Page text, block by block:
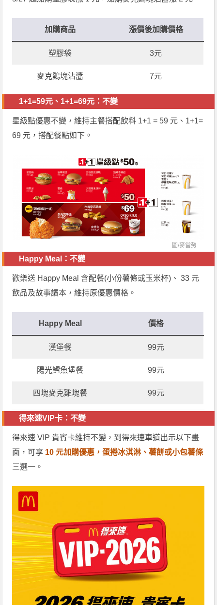
加購商品 漲價後加購價格
塑膠袋 3元
麥克鷄塊沾醬 7元
1+1=59元、1+1=69元：不變
星級點優惠不變，維持主餐搭配飲料 1+1 = 59 元、1+1=
69 元，搭配餐點如下。
圖/麥當勞
Happy Meal：不變
歡樂送 Happy Meal 含配餐(小份薯條或玉米杯)、 33 元
飲品及故事讀本，維持原優惠價格。
Happy Meal 價格
漢堡餐 99元
陽光鱈魚堡餐 99元
四塊麥克雞塊餐 99元
得來速VIP卡：不變
得來速 VIP 貴賓卡維持不變，到得來速車道出示以下畫
面，可享 10 元加購優惠，蛋捲冰淇淋、薯餅或小包薯條
三選一。